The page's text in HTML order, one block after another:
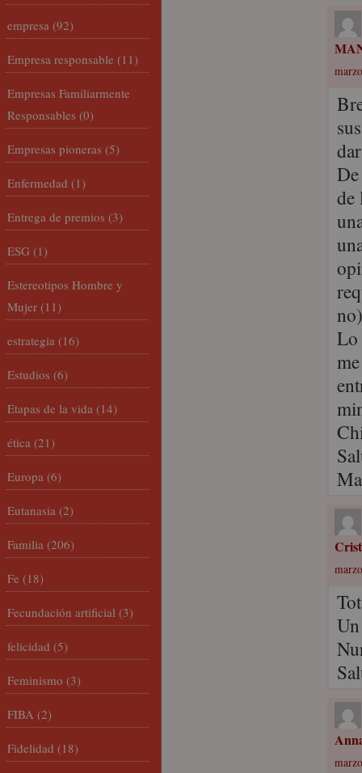
de
Lo
empresa (92)
Empresa responsable (11)
Empresas Familiarmente
Responsables (0)
Empresas pioneras (5)
Enfermedad (1)
Entrega de premios (3)
ESG (1)
Estereotipos Hombre y
Mujer (11)
estrategia (16)
Estudios (6)
Etapas de la vida (14)
ética (21)
Europa (6)
Eutanasia (2)
Familia (206)
Fe (18)
Fecundación artificial (3)
felicidad (5)
Feminismo (3)
FIBA (2)
Fidelidad (18)